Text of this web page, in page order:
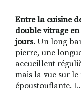
Entre la cuisine
double vitrage
jours. Un long
pierre, une
accueillent
mais la vue sur le
époustouflante. L.